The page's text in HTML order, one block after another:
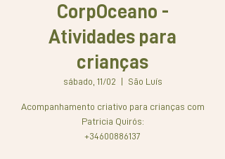
CorpOceano -
Atividades para
crianças
sábado, 11/02 São Luís
Acompanhamento criativo para crianças com
Patricia Quirós:
+34600886137